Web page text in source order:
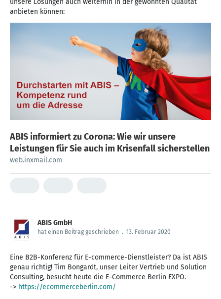
anbieten können:
ABIS informiert zu Corona: Wie wir unsere
Leistungen für Sie auch im Krisenfall sicherstellen
web.inxmail.com
ABIS GmbH
hat einen Beitrag geschrieben . 13. Februar 2020
Eine B2B-Konferenz für E-commerce-Dienstleister? Da ist ABIS
genau richtig! Tim Bongardt, unser Leiter Vertrieb und Solution
Consulting, besucht heute die E-Commerce Berlin EXPO.
-> https://ecommerceberlin.com/